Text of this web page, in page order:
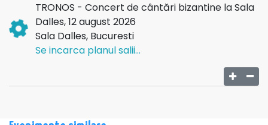
TRONOS - Concert de cântări bizantine la Sala
Dalles, 12 august 2026
Sala Dalles, Bucuresti
Se incarca planul salii...